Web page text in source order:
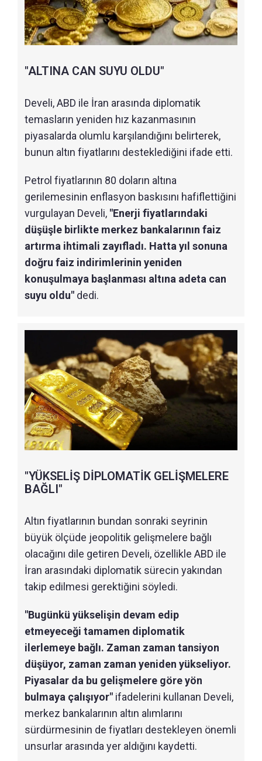
"ALTINA CAN SUYU OLDU"
Develi, ABD ile İran arasında diplomatik
temasların yeniden hız kazanmasının
piyasalarda olumlu karşılandığını belirterek,
bunun altın fiyatlarını desteklediğini ifade etti.
Petrol fiyatlarının 80 doların altına
gerilemesinin enflasyon baskısını hafiflettiğini
vurgulayan Develi, "Enerji fiyatlarındaki
düşüşle birlikte merkez bankalarının faiz
artırma ihtimali zayıfladı. Hatta yıl sonuna
doğru faiz indirimlerinin yeniden
konuşulmaya başlanması altına adeta can
suyu oldu" dedi.
"YÜKSELİŞ DİPLOMATİK GELİŞMELERE
BAĞLI"
Altın fiyatlarının bundan sonraki seyrinin
büyük ölçüde jeopolitik gelişmelere bağlı
olacağını dile getiren Develi, özellikle ABD ile
İran arasındaki diplomatik sürecin yakından
takip edilmesi gerektiğini söyledi.
"Bugünkü yükselişin devam edip
etmeyeceği tamamen diplomatik
ilerlemeye bağlı. Zaman zaman tansiyon
düşüyor, zaman zaman yeniden yükseliyor.
Piyasalar da bu gelişmelere göre yön
bulmaya çalışıyor" ifadelerini kullanan Develi,
merkez bankalarının altın alımlarını
sürdürmesinin de fiyatları destekleyen önemli
unsurlar arasında yer aldığını kaydetti.